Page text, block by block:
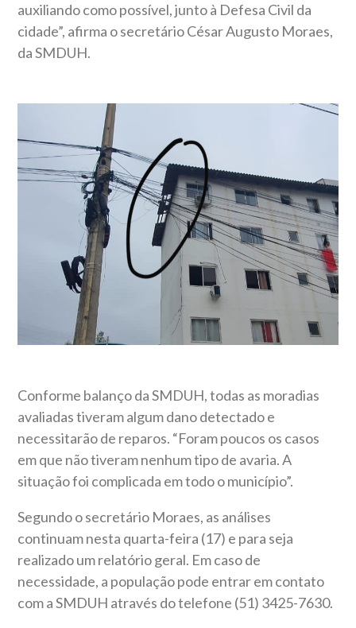
auxiliando como possível, junto à Defesa Civil da
cidade”, afirma o secretário César Augusto Moraes,
da SMDUH.
Conforme balanço da SMDUH, todas as moradias
avaliadas tiveram algum dano detectado e
necessitarão de reparos. “Foram poucos os casos
em que não tiveram nenhum tipo de avaria. A
situação foi complicada em todo o município”.
Segundo o secretário Moraes, as análises
continuam nesta quarta-feira (17) e para seja
realizado um relatório geral. Em caso de
necessidade, a população pode entrar em contato
com a SMDUH através do telefone (51) 3425-7630.